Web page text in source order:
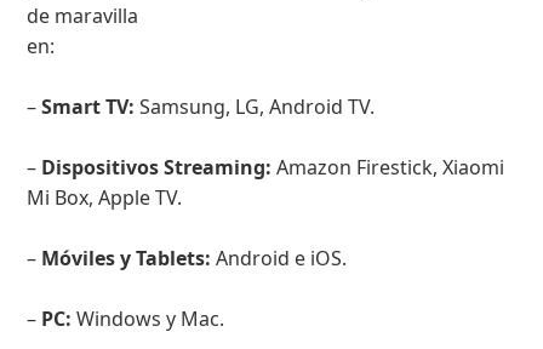
de maravilla
en:
–Smart TV: Samsung, LG, Android TV.
– Dispositivos Streaming: Amazon Firestick, Xiaomi
Mi Box, Apple TV.
– Móviles y Tablets: Android e iOS.
– PC: Windows y Mac.